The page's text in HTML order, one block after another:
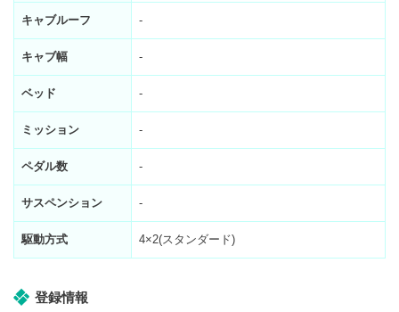
キャブルーフ -
キャブ幅 -
ベッド -
ミッション -
ペダル数 -
サスペンション -
駆動方式 4×2(スタンダード)
登録情報